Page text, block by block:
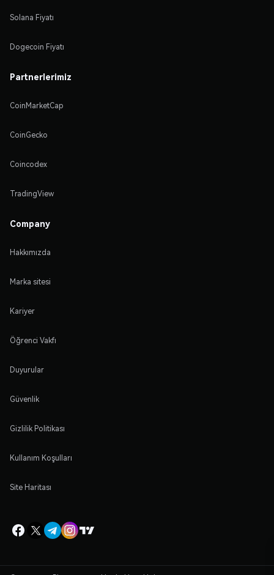
Solana Fiyatı
Dogecoin Fiyatı
Partnerlerimiz
CoinMarketCap
CoinGecko
Coincodex
TradingView
Company
Hakkımızda
Marka sitesi
Kariyer
Öğrenci Vakfı
Duyurular
Güvenlik
Gizlilik Politikası
Kullanım Koşulları
Site Haritası